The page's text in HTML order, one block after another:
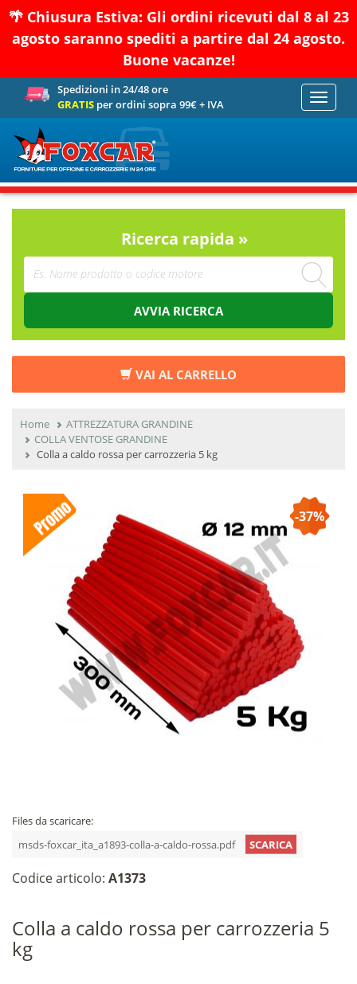
🌴 Chiusura Estiva: Gli ordini ricevuti dal 8 al 23
agosto saranno spediti a partire dal 24 agosto.
Buone vacanze!
Spedizioni in 24/48 ore
GRATIS per ordini sopra 99€ + IVA
Toggle
Ricerca rapida »
AVVIA RICERCA
VAI AL CARRELLO
Home
ATTREZZATURA GRANDINE
COLLA VENTOSE GRANDINE
Colla a caldo rossa per carrozzeria 5 kg
-37%
Files da scaricare:
msds-foxcar_ita_a1893-colla-a-caldo-rossa.pdf
SCARICA
Codice articolo: A1373
Colla a caldo rossa per carrozzeria 5
kg